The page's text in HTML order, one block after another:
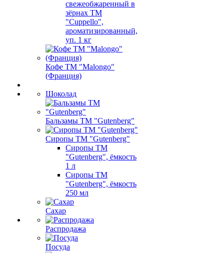
свежеобжаренный в
зёрнах ТМ
"Cuppello",
ароматизированный,
уп. 1 кг
Кофе ТМ "Malongo"
(Франция)
Шоколад
Бальзамы ТМ "Gutenberg"
Сиропы ТМ "Gutenberg"
Сиропы ТМ
"Gutenberg", ёмкость
1 л
Сиропы ТМ
"Gutenberg", ёмкость
250 мл
Сахар
Распродажа
Посуда